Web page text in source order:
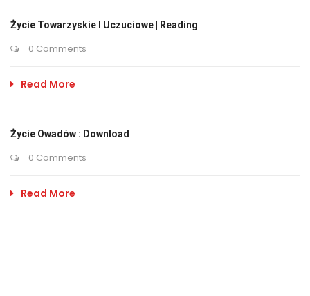
Życie Towarzyskie I Uczuciowe | Reading
0 Comments
Read More
Życie Owadów : Download
0 Comments
Read More